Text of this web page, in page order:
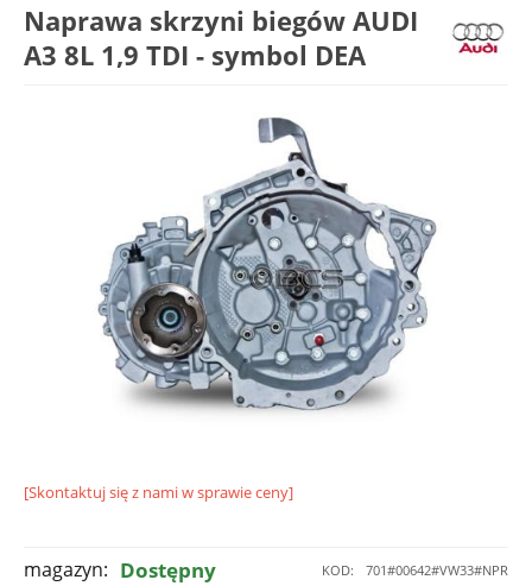
Naprawa skrzyni biegów AUDI
A3 8L 1,9 TDI - symbol DEA
[Skontaktuj się z nami w sprawie ceny]
KOD: 701#00642#VW33#NPR
magazyn: Dostępny